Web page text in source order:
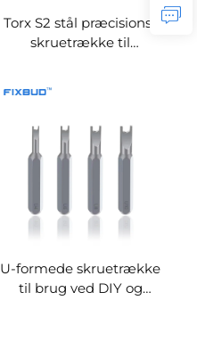
Torx S2 stål præcisions-
skruetrække til
U-formede skruetrække
til brug ved DIY og